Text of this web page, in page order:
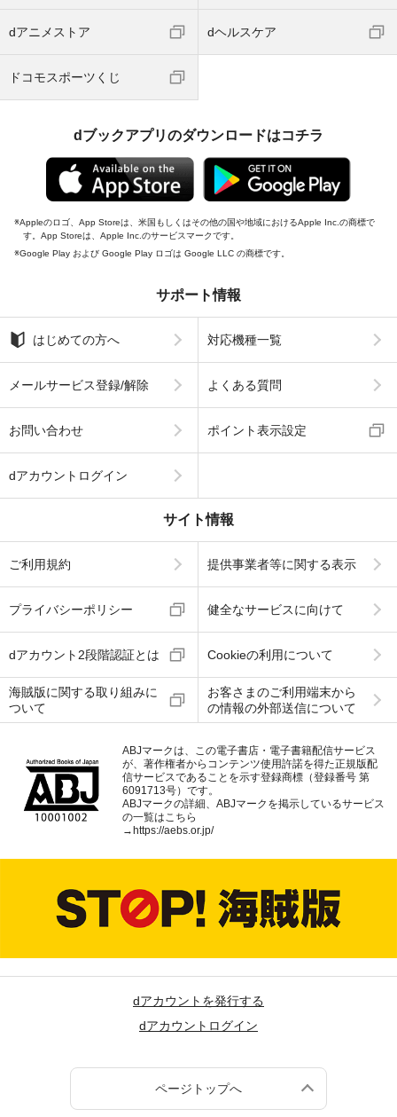
dアニメストア dヘルスケア
ドコモスポーツくじ
dブックアプリのダウンロードはコチラ
Appleのロゴ、App Storeは、米国もしくはその他の国や地域におけるApple Inc.の商標で
す。App Storeは、Apple Inc.のサービスマークです。
Google Play および Google Play ロゴは Google LLC の商標です。
サポート情報
はじめての方へ 対応機種一覧
メールサービス登録/解除 よくある質問
お問い合わせ ポイント表示設定
dアカウントログイン
サイト情報
ご利用規約 提供事業者等に関する表示
プライバシーポリシー 健全なサービスに向けて
dアカウント2段階認証とは Cookieの利用について
海賊版に関する取り組みに
ついて
お客さまのご利用端末から
の情報の外部送信について
ABJマークは、この電子書店・電子書籍配信サービス
が、著作権者からコンテンツ使用許諾を得た正規版配
信サービスであることを示す登録商標（登録番号 第
6091713号）です。
ABJマークの詳細、ABJマークを掲示しているサービス
の一覧はこちら
→https://aebs.or.jp/
dアカウントを発行する
dアカウントログイン
ページトップへ